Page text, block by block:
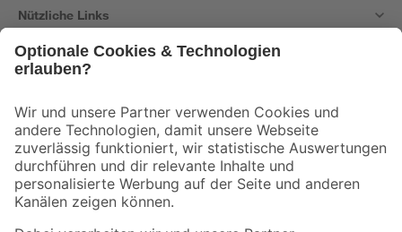
Nützliche Links
Der toom Newsletter: Keine Angebote und Aktionen mehr verpassen!
Zur Newsletter Anmeldung
Folge uns